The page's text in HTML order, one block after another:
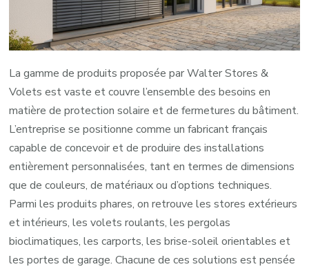
La gamme de produits proposée par Walter Stores &
Volets est vaste et couvre l’ensemble des besoins en
matière de protection solaire et de fermetures du bâtiment.
L’entreprise se positionne comme un fabricant français
capable de concevoir et de produire des installations
entièrement personnalisées, tant en termes de dimensions
que de couleurs, de matériaux ou d’options techniques.
Parmi les produits phares, on retrouve les stores extérieurs
et intérieurs, les volets roulants, les pergolas
bioclimatiques, les carports, les brise-soleil orientables et
les portes de garage. Chacune de ces solutions est pensée